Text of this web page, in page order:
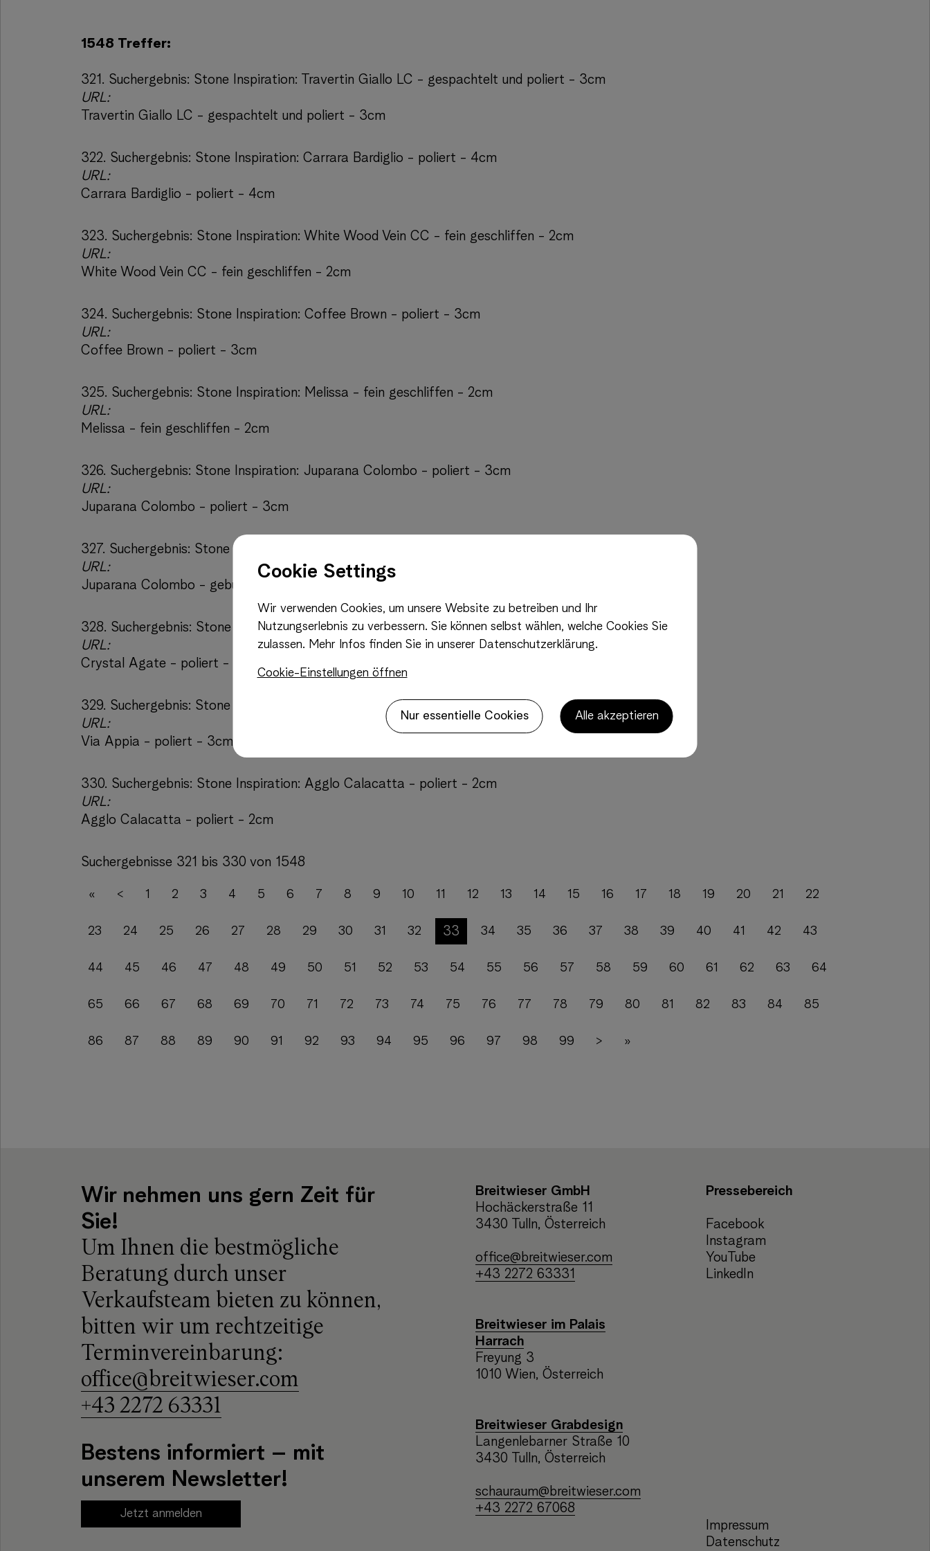
1548 Treffer:
321. Suchergebnis: Stone Inspiration: Travertin Giallo LC - gespachtelt und poliert - 3cm
URL:
Travertin Giallo LC - gespachtelt und poliert - 3cm
322. Suchergebnis: Stone Inspiration: Carrara Bardiglio - poliert - 4cm
URL:
Carrara Bardiglio - poliert - 4cm
323. Suchergebnis: Stone Inspiration: White Wood Vein CC - fein geschliffen - 2cm
URL:
White Wood Vein CC - fein geschliffen - 2cm
324. Suchergebnis: Stone Inspiration: Coffee Brown - poliert - 3cm
URL:
Coffee Brown - poliert - 3cm
325. Suchergebnis: Stone Inspiration: Melissa - fein geschliffen - 2cm
URL:
Melissa - fein geschliffen - 2cm
326. Suchergebnis: Stone Inspiration: Juparana Colombo - poliert - 3cm
URL:
Juparana Colombo - poliert - 3cm
327. Suchergebnis: Stone Inspiration: Juparana Colombo - gebürstet - 2cm
URL:
Juparana Colombo - gebürstet - 2cm
328. Suchergebnis: Stone Inspiration: Crystal Agate - poliert - 3cm
URL:
Crystal Agate - poliert - 3cm
329. Suchergebnis: Stone Inspiration: Via Appia - poliert - 3cm
URL:
Via Appia - poliert - 3cm
330. Suchergebnis: Stone Inspiration: Agglo Calacatta - poliert - 2cm
URL:
Agglo Calacatta - poliert - 2cm
Suchergebnisse 321 bis 330 von 1548
« < 1 2 3 4 5 6 7 8 9 10 11 12 13 14 15 16 17 18 19 20 21 22
23 24 25 26 27 28 29 30 31 32 33 34 35 36 37 38 39 40 41 42 43
44 45 46 47 48 49 50 51 52 53 54 55 56 57 58 59 60 61 62 63 64
65 66 67 68 69 70 71 72 73 74 75 76 77 78 79 80 81 82 83 84 85
86 87 88 89 90 91 92 93 94 95 96 97 98 99 > »
Wir nehmen uns gern Zeit für
Sie!
Um Ihnen die bestmögliche
Beratung durch unser
Verkaufsteam bieten zu können,
bitten wir um rechtzeitige
Terminvereinbarung:
office@breitwieser.com
+43 2272 63331
Bestens informiert – mit
unserem Newsletter!
Jetzt anmelden
Breitwieser GmbH
Hochäckerstraße 11
3430 Tulln, Österreich
office@breitwieser.com
+43 2272 63331
Breitwieser im Palais
Harrach
Freyung 3
1010 Wien, Österreich
Breitwieser Grabdesign
Langenlebarner Straße 10
3430 Tulln, Österreich
schauraum@breitwieser.com
+43 2272 67068
Pressebereich
Facebook
Instagram
YouTube
LinkedIn
Impressum
Datenschutz
Cookie Settings
Wir verwenden Cookies, um unsere Website zu betreiben und Ihr
Nutzungserlebnis zu verbessern. Sie können selbst wählen, welche Cookies Sie
zulassen. Mehr Infos finden Sie in unserer Datenschutzerklärung.
Cookie-Einstellungen öffnen
Nur essentielle Cookies Alle akzeptieren